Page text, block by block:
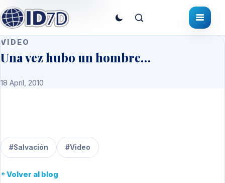
VIDEO
Una vez hubo un hombre…
18 April, 2010
#Salvación #Video
Volver al blog